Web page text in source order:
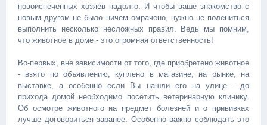
новоиспеченных хозяев надолго. И чтобы ваше знакомство с
новым другом не было ничем омрачено, нужно не полениться
выполнить несколько несложных правил. Ведь мы помним,
что животное в доме - это огромная ответственность!
Во-первых, вне зависимости от того, где приобретено животное
- взято по объявлению, куплено в магазине, на рынке, на
выставке, а особенно если Вы нашли его на улице - до
прихода домой необходимо посетить ветеринарную клинику.
Об осмотре животного на предмет болезней и о прививках
лучше договориться заранее. Особенно важно соблюдать это